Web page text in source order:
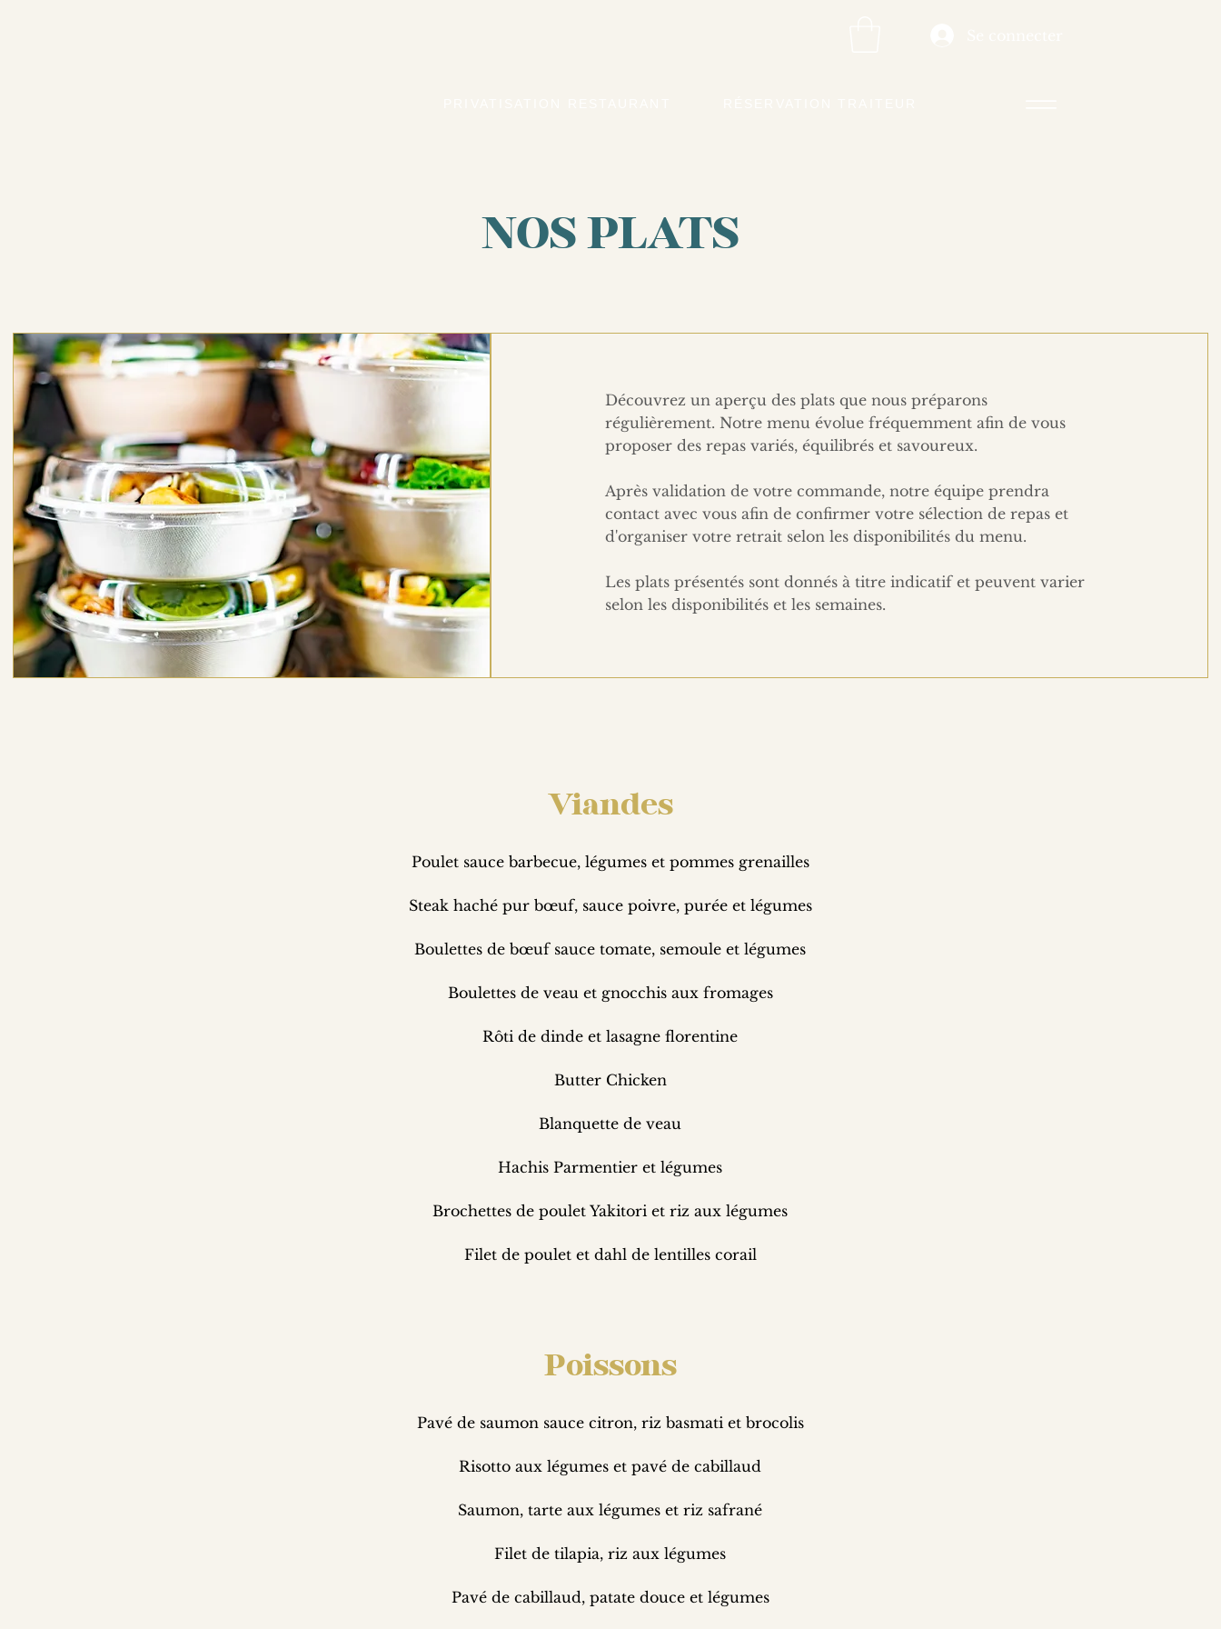
NOS PLATS
Découvrez un aperçu des plats que nous préparons
régulièrement. Notre menu évolue fréquemment afin de vous
proposer des repas variés, équilibrés et savoureux.
Après validation de votre commande, notre équipe prendra
contact avec vous afin de confirmer votre sélection de repas et
d'organiser votre retrait selon les disponibilités du menu.
Les plats présentés sont donnés à titre indicatif et peuvent varier
selon les disponibilités et les semaines.
Viandes
Poulet sauce barbecue, légumes et pommes grenailles
Steak haché pur bœuf, sauce poivre, purée et légumes
Boulettes de bœuf sauce tomate, semoule et légumes
Boulettes de veau et gnocchis aux fromages
Rôti de dinde et lasagne florentine
Butter Chicken
Blanquette de veau
Hachis Parmentier et légumes
Brochettes de poulet Yakitori et riz aux légumes
Filet de poulet et dahl de lentilles corail
Poissons
Pavé de saumon sauce citron, riz basmati et brocolis
Risotto aux légumes et pavé de cabillaud
Saumon, tarte aux légumes et riz safrané
Filet de tilapia, riz aux légumes
Pavé de cabillaud, patate douce et légumes